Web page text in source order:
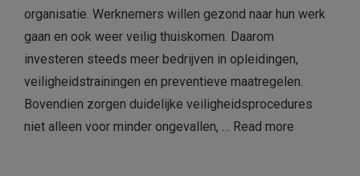
organisatie. Werknemers willen gezond naar hun werk
gaan en ook weer veilig thuiskomen. Daarom
investeren steeds meer bedrijven in opleidingen,
veiligheidstrainingen en preventieve maatregelen.
Bovendien zorgen duidelijke veiligheidsprocedures
niet alleen voor minder ongevallen, … Read more